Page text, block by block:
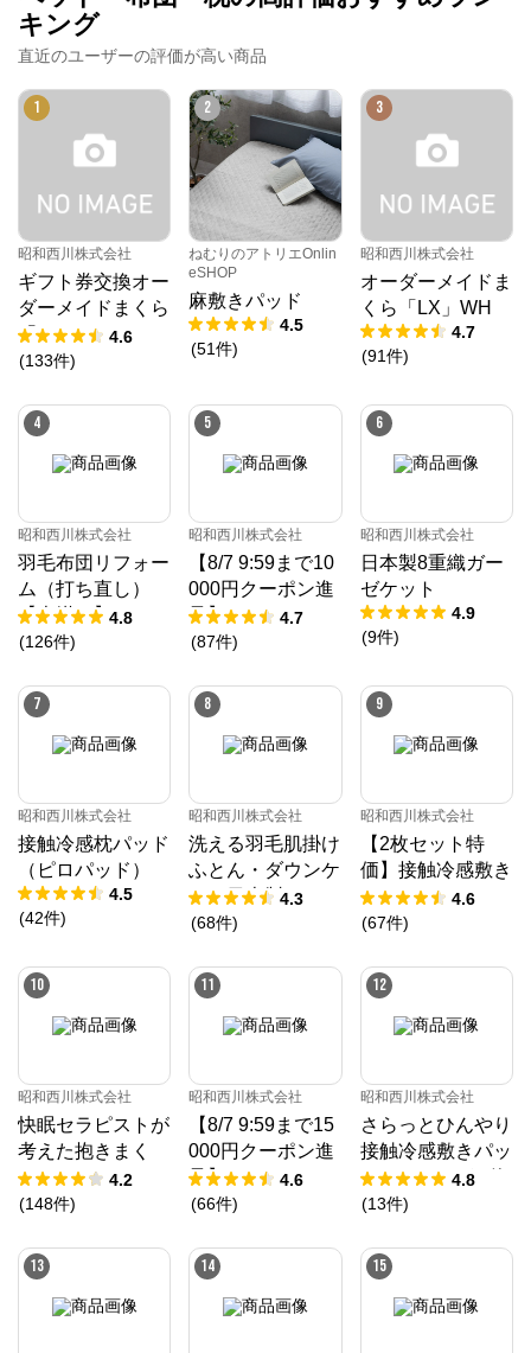
キング
直近のユーザーの評価が高い商品
1
昭和西川株式会社
ギフト券交換オー
ダーメイドまくら
「10」
4.6
(133件)
2
ねむりのアトリエOnlin
eSHOP
麻敷きパッド
4.5
(51件)
3
昭和西川株式会社
オーダーメイドま
くら「LX」WH
4.7
(91件)
4
昭和西川株式会社
羽毛布団リフォー
ム（打ち直し）
【本掛け】ホワイ
トダックダウン8
4.8
(126件)
5
昭和西川株式会社
【8/7 9:59まで10
000円クーポン進
呈】ムアツ マッ
トレス 30年ムア
《90日お試し対
象》／MuAtsu
4.7
(87件)
6
昭和西川株式会社
日本製8重織ガー
ゼケット
4.9
(9件)
7
昭和西川株式会社
接触冷感枕パッド
（ピロパッド）
4.5
(42件)
8
昭和西川株式会社
洗える羽毛肌掛け
ふとん・ダウンケ
ット日本製ドイツ
ダックダウン9
パワー［CMD羽
毛］
4.3
(68件)
9
昭和西川株式会社
【2枚セット特
価】接触冷感敷き
パッド（パッドシ
ーツ）
4.6
(67件)
10
昭和西川株式会社
快眠セラピストが
考えた抱きまく
ら/EC220 4.2
(148件)
11
昭和西川株式会社
【8/7 9:59まで15
000円クーポン進
呈】ムアツ マッ
トレス 30年ムア
《90日お試し対
象》／MuAtsu
4.6
(66件)
12
昭和西川株式会社
さらっとひんやり
接触冷感敷きパッ
ド（ツヌーガ®使
用） / Cool Liv S
4.8
(13件)
13 14 15
ねむりのアトリエOnlineSHOP
公式ECサイト
※外部サイトが開きます
ねむりのアトリエOnlineSHOPからのコメント
四季に適した快適なねむりで、
毎晩を特別な時間に
ねむりのアトリエOnline SHOPは、京都の寝具総合メ
ーカー「ロマンス小杉」が運営するオンラインショッ
プです。
「京都スリープサイエンスラボ」を社内に構え、科学
季節に応じたねむりをご提案します。